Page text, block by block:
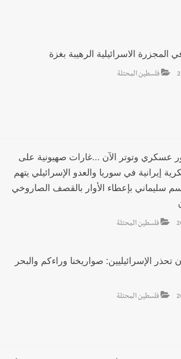
فلسطين المحتلة
عسكري وتوتر الآن ...غارات صهيونية على
إيرانية في سوريا والعدو الإسرائيلي يتهم
سليماني بإعطاء الأوار بالقصف الصاروخي
فلسطين المحتلة
تحذر الإسرائيليين: صواريخنا وراءكم والبحر
فلسطين المحتلة